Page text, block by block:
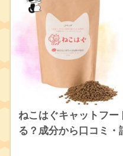
ねこはぐキャットフー
る？成分から口コミ・